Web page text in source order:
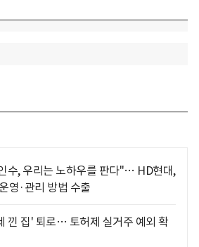
수, 우리는 노하우를 판다"… HD현대,
영·관리 방법 수출
낀 집' 퇴로… 토허제 실거주 예외 확